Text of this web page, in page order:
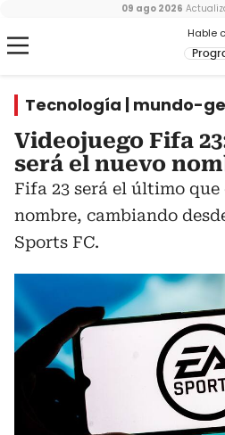
Hable
09 ago 2026
Tecnología | mundo-
Videojuego Fifa
será el nuevo
Fifa 23 será el último
nombre, cambiando
Sports FC.